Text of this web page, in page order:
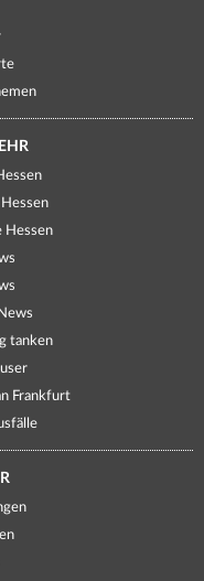
Hessen
tanken
Frankfurt